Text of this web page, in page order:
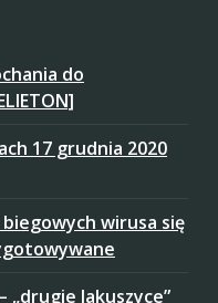
do
17 grudnia 2020
wirusa się
„drugie Jakuszyce”